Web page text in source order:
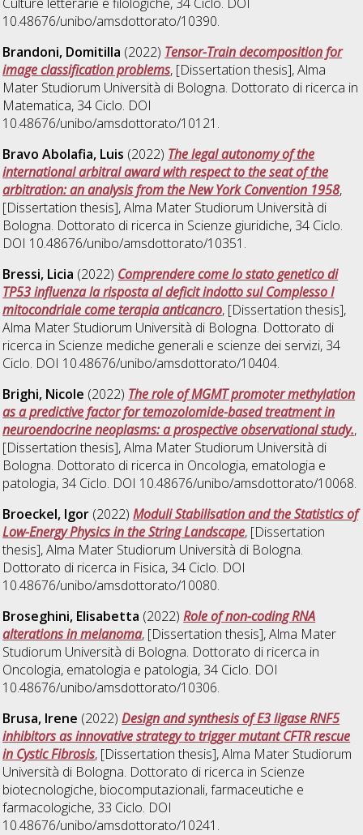
10.48676/unibo/amsdottorato/10390.
Brandoni, Domitilla (2022) Tensor-Train decomposition for
image classification problems, [Dissertation thesis], Alma
Mater Studiorum Università di Bologna. Dottorato di ricerca in
Matematica, 34 Ciclo. DOI
10.48676/unibo/amsdottorato/10121.
Bravo Abolafia, Luis (2022) The legal autonomy of the
international arbitral award with respect to the seat of the
arbitration: an analysis from the New York Convention 1958,
[Dissertation thesis], Alma Mater Studiorum Università di
Bologna. Dottorato di ricerca in Scienze giuridiche, 34 Ciclo.
DOI 10.48676/unibo/amsdottorato/10351.
Bressi, Licia (2022) Comprendere come lo stato genetico di
TP53 influenza la risposta al deficit indotto sul Complesso I
mitocondriale come terapia anticancro, [Dissertation thesis],
Alma Mater Studiorum Università di Bologna. Dottorato di
ricerca in Scienze mediche generali e scienze dei servizi, 34
Ciclo. DOI 10.48676/unibo/amsdottorato/10404.
Brighi, Nicole (2022) The role of MGMT promoter methylation
as a predictive factor for temozolomide-based treatment in
neuroendocrine neoplasms: a prospective observational study.,
[Dissertation thesis], Alma Mater Studiorum Università di
Bologna. Dottorato di ricerca in Oncologia, ematologia e
patologia, 34 Ciclo. DOI 10.48676/unibo/amsdottorato/10068.
Broeckel, Igor (2022)Moduli Stabilisation and the Statistics of
Low-Energy Physics in the String Landscape, [Dissertation
thesis], Alma Mater Studiorum Università di Bologna.
Dottorato di ricerca in Fisica, 34 Ciclo. DOI
10.48676/unibo/amsdottorato/10080.
Broseghini, Elisabetta (2022)Role of non-coding RNA
alterations in melanoma, [Dissertation thesis], Alma Mater
Studiorum Università di Bologna. Dottorato di ricerca in
Oncologia, ematologia e patologia, 34 Ciclo. DOI
10.48676/unibo/amsdottorato/10306.
Brusa, Irene (2022)Design and synthesis of E3 ligase RNF5
inhibitors as innovative strategy to trigger mutant CFTR rescue
in Cystic Fibrosis, [Dissertation thesis], Alma Mater Studiorum
Università di Bologna. Dottorato di ricerca in Scienze
biotecnologiche, biocomputazionali, farmaceutiche e
farmacologiche, 33 Ciclo. DOI
10.48676/unibo/amsdottorato/10241.